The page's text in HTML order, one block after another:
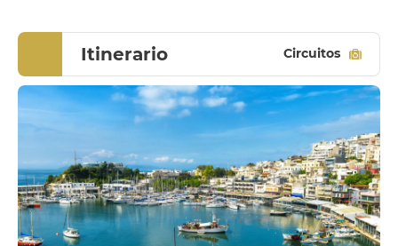
Itinerario Circuitos